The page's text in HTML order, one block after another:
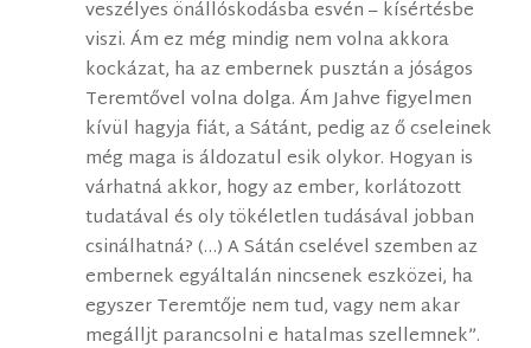
veszélyes önállóskodásba esvén – kísértésbe
viszi. Ám ez még mindig nem volna akkora
kockázat, ha az embernek pusztán a jóságos
Teremtővel volna dolga. Ám Jahve figyelmen
kívül hagyja fiát, a Sátánt, pedig az ő cseleinek
még maga is áldozatul esik olykor. Hogyan is
várhatná akkor, hogy az ember, korlátozott
tudatával és oly tökéletlen tudásával jobban
csinálhatná? (…) A Sátán cselével szemben az
embernek egyáltalán nincsenek eszközei, ha
egyszer Teremtője nem tud, vagy nem akar
megálljt parancsolni e hatalmas szellemnek”.